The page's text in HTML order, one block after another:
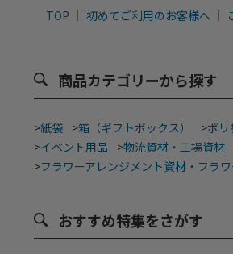
TOP 初めてご利用のお客様へ
商品カテゴリーから探す
>紙袋 >箱（ギフトボックス） >ポリ
>イベント用品 >物流資材・工場資材
>フラワーアレンジメント資材・フラ
おすすめ特集をさがす